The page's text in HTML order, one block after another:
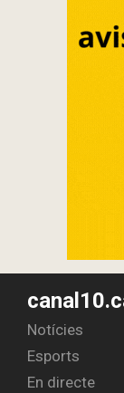
Notícies
Esports
En directe